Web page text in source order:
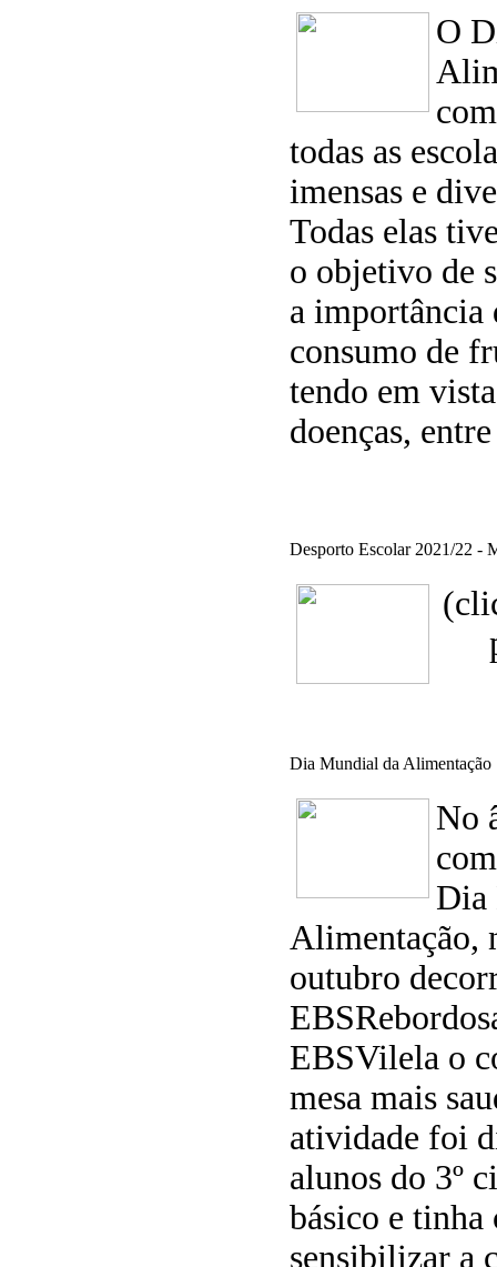
O
todas as
imensas e
Todas elas
o objetivo de
a importância
consumo de
tendo em
doenças,
Desporto Escolar 2021/22 -
Dia Mundial da Alimentação
No
Dia
Alimentação,
outubro
EBSVilela o
mesa mais
atividade foi
alunos do 3º
básico e
sensibilizar a